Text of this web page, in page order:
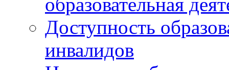
образовательная
Доступность
инвалидов